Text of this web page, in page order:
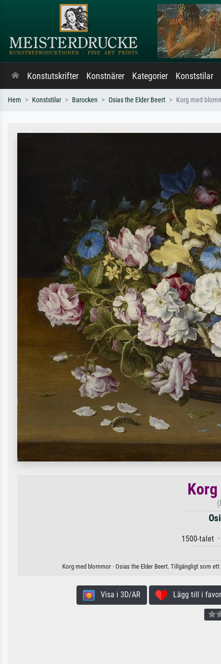
Konstutskrifter Konstnärer Kategorier Konststilar
Hem Konststilar Barocken Osias the Elder Beert Korg med
1500-talet
Korg med blommor · Osias the Elder Beert. Tillgängligt som
Visa i 3D/AR Lägg till i